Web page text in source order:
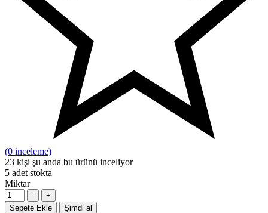
(0 inceleme)
23 kişi şu anda bu ürünü inceliyor
5 adet stokta
Miktar
-
+
Sepete Ekle
Şimdi al